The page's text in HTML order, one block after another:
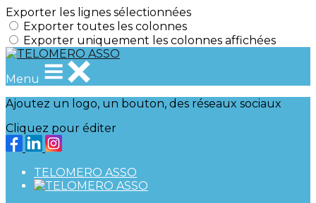
Exporter les lignes sélectionnées
Exporter toutes les colonnes
Exporter uniquement les colonnes affichées
Menu
Ajoutez un logo, un bouton, des réseaux sociaux
Cliquez pour éditer
TELOMERO ASSO